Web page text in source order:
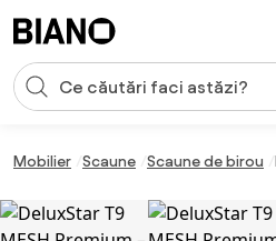
Introducerea căutării
Mobilier Scaune Scaune de birou